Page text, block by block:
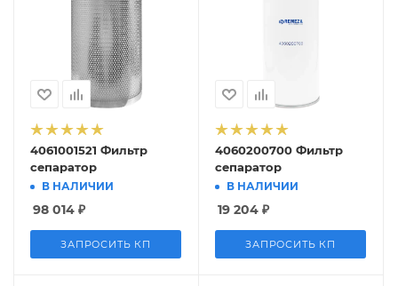
4061001521 Фильтр
сепаратор
В НАЛИЧИИ
98 014 ₽
ЗАПРОСИТЬ КП
4060200700 Фильтр
сепаратор
В НАЛИЧИИ
19 204 ₽
ЗАПРОСИТЬ КП